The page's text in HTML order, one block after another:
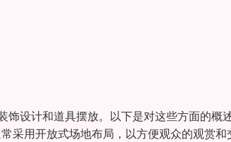
设计和道具摆放。以下是对这些方面的概
采用开放式场地布局，以方便观众的观赏和